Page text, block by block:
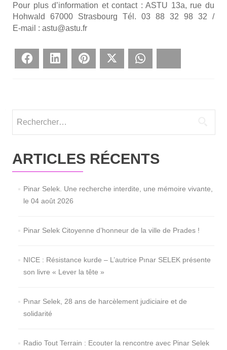
Pour plus d’information et contact : ASTU 13a, rue du
Hoh­wald 67000 Stras­bourg Tél. 03 88 32 98 32 /
E‑mail : astu@astu.fr
Face­bookLin­ke­dIn Pin­te­rest Twit­ter
ARTICLES RÉCENTS
Pinar Selek. Une recherche interdite, une mémoire vivante,
le 04 août 2026
Pinar Selek Citoyenne d’honneur de la ville de Prades !
NICE : Résistance kurde – L’autrice Pınar SELEK présente
son livre « Lever la tête »
Pınar Selek, 28 ans de harcèlement judiciaire et de
solidarité
Radio Tout Terrain : Ecouter la rencontre avec Pinar Selek